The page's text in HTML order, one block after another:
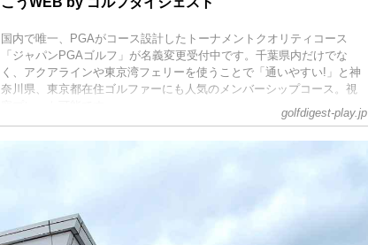
国内で唯一、PGAがコース設計したトーナメントクオリティコース
「ジャパンPGAゴルフ」が名義変更受付中です。千葉県内だけでな
く、アクアラインや東京湾フェリーを使うことで「通いやすい!」と神
奈川県、東京都在住ゴルファーにも人気のメンバーシップコース。視
golfdigest-play.jp